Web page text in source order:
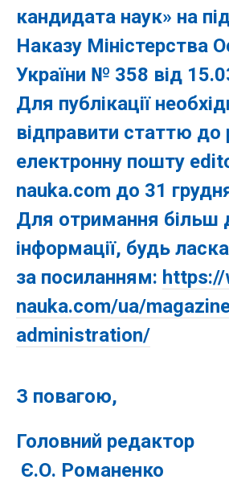
кандидата наук» на
Наказу Міністерства
України № 358 від
Для публікації
відправити статтю до
електронну пошту
nauka.com до 31
Для отримання більш
інформації, будь
за посиланням: https://
nauka.com/ua/
administration/
З повагою,
Головний
Є.О. Романенко